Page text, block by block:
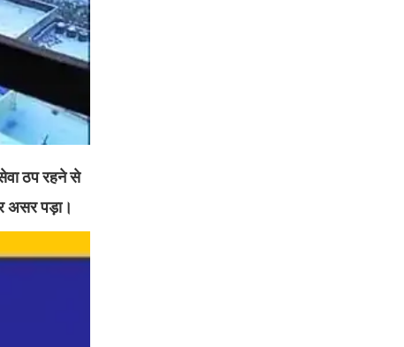
ठप रहने से
असर पड़ा।